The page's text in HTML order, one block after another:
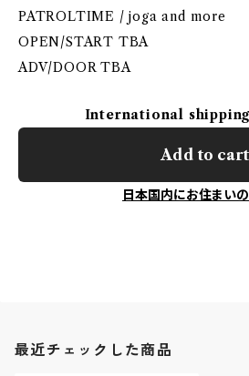
PATROLTIME / joga and more
OPEN/START TBA
ADV/DOOR TBA
International
Add to cart
日本国内にお住まい
最近チェックした商品